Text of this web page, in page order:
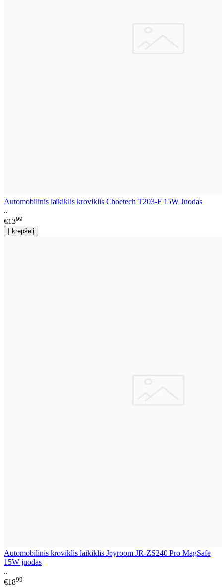
Automobilinis laikiklis kroviklis Choetech T203-F 15W Juodas
..
€1399
Automobilinis kroviklis laikiklis Joyroom JR-ZS240 Pro MagSafe
15W juodas
..
€1899